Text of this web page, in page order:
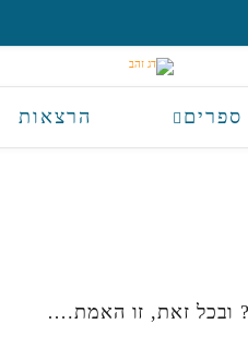
ספרים הרצאות
ובכל זאת, זו האמת.…